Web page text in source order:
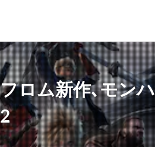
ロム新作､モンハ